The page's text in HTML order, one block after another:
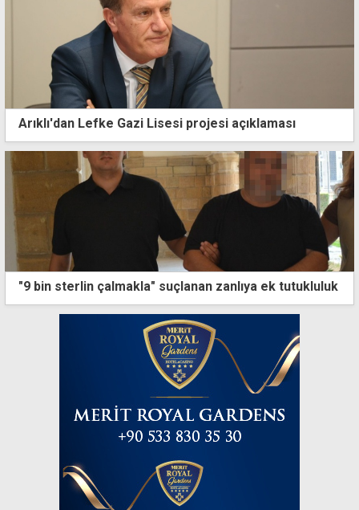
Arıklı'dan Lefke Gazi Lisesi projesi açıklaması
"9 bin sterlin çalmakla" suçlanan zanlıya ek tutukluluk